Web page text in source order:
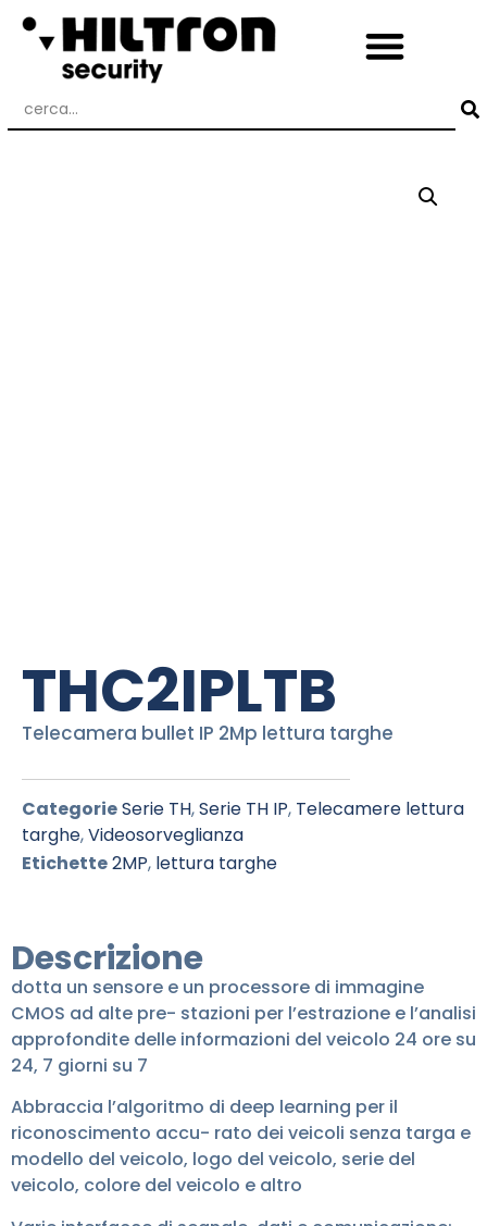
THC2IPLTB
Telecamera bullet IP 2Mp lettura targhe
CategorieSerie TH,Serie TH IP, Telecamere lettura
targhe,Videosorveglianza
Etichette2MP, lettura targhe
Descrizione
dotta un sensore e un processore di immagine
CMOS ad alte pre- stazioni per l’estrazione e l’analisi
approfondite delle informazioni del veicolo 24 ore su
24, 7 giorni su 7
Abbraccia l’algoritmo di deep learning per il
riconoscimento accu- rato dei veicoli senza targa e
modello del veicolo, logo del veicolo, serie del
veicolo, colore del veicolo e altro